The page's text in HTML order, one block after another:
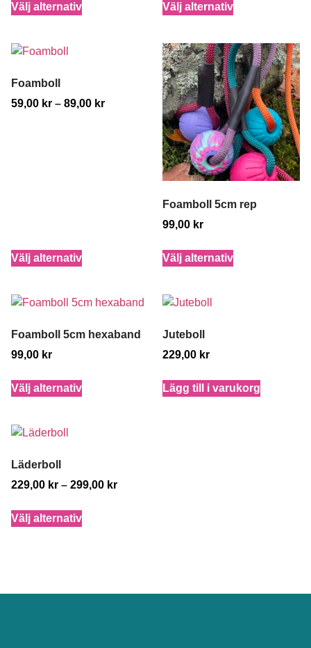
Välj alternativ Välj alternativ
Foamboll
59,00 kr – 89,00 kr
Välj alternativ
Foamboll 5cm rep
99,00 kr
Välj alternativ
Foamboll 5cm hexaband
99,00 kr
Välj alternativ
Juteboll
229,00 kr
Lägg till i varukorg
Läderboll
229,00 kr – 299,00 kr
Välj alternativ